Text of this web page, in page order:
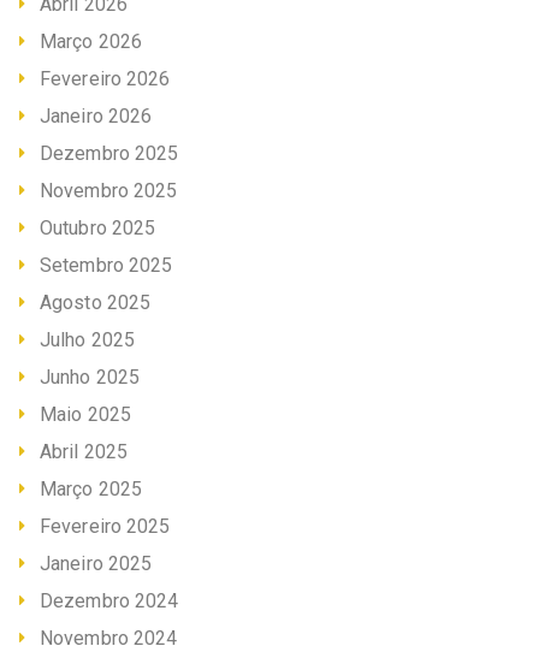
Março 2026
Fevereiro 2026
Janeiro 2026
Dezembro 2025
Novembro 2025
Outubro 2025
Setembro 2025
Agosto 2025
Julho 2025
Junho 2025
Maio 2025
Abril 2025
Março 2025
Fevereiro 2025
Janeiro 2025
Dezembro 2024
Novembro 2024